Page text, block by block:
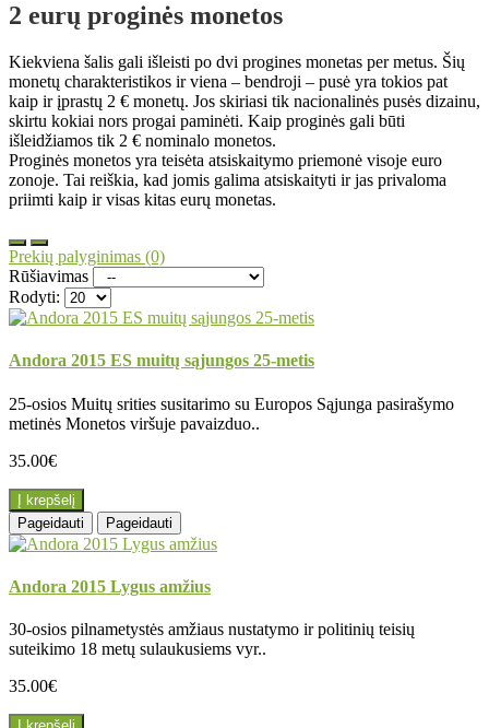
2 eurų proginės monetos
Kiekviena šalis gali išleisti po dvi progines monetas per metus. Šių
monetų charakteristikos ir viena – bendroji – pusė yra tokios pat
kaip ir įprastų 2 € monetų. Jos skiriasi tik nacionalinės pusės dizainu,
skirtu kokiai nors progai paminėti. Kaip proginės gali būti
išleidžiamos tik 2 € nominalo monetos.
Proginės monetos yra teisėta atsiskaitymo priemonė visoje euro
zonoje. Tai reiškia, kad jomis galima atsiskaityti ir jas privaloma
priimti kaip ir visas kitas eurų monetas.
Prekių palyginimas (0)
Rūšiavimas
Rodyti:
Andora 2015 ES muitų sąjungos 25-metis
25-osios Muitų srities susitarimo su Europos Sąjunga pasirašymo
metinės Monetos viršuje pavaizduo..
35.00€
Į krepšelį
Pageidauti
Pageidauti
Andora 2015 Lygus amžius
30-osios pilnametystės amžiaus nustatymo ir politinių teisių
suteikimo 18 metų sulaukusiems vyr..
35.00€